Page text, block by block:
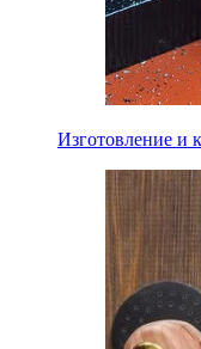
Изготовление и